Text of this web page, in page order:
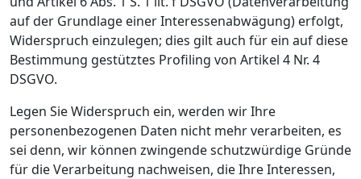
auf der Grundlage einer Interessenabwägung) erfolgt,
Widerspruch einzulegen; dies gilt auch für ein auf diese
Bestimmung gestütztes Profiling von Artikel 4 Nr. 4
DSGVO.
Legen Sie Widerspruch ein, werden wir Ihre
personenbezogenen Daten nicht mehr verarbeiten, es
sei denn, wir können zwingende schutzwürdige Gründe
für die Verarbeitung nachweisen, die Ihre Interessen,